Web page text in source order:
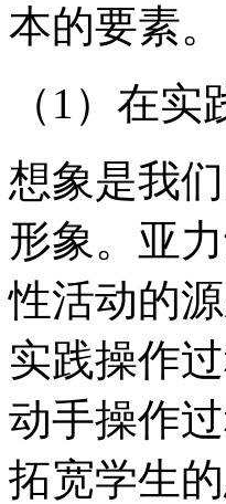
本的要素。
（1）在
想象是我
形象。亚
性活动的
实践操作
动手操作
拓宽学生